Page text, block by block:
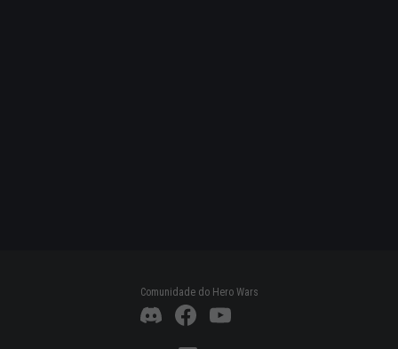
Comunidade do Hero Wars